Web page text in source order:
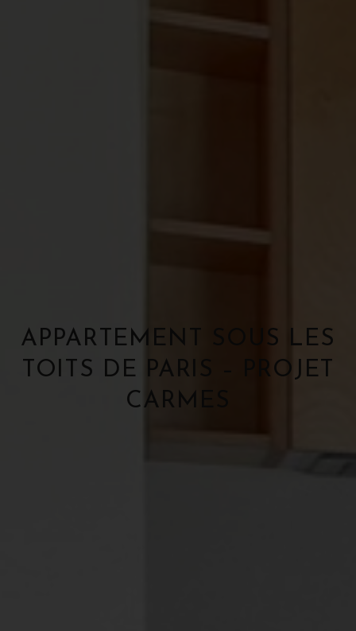
APPARTEMENT SOUS LES
TOITS DE PARIS – PROJET
CARMES